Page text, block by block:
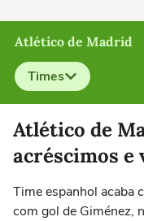
Atlético de Madrid
Times
Selecione o time para
Atlético de
acréscimos e
Time espanhol acaba
com gol de Giménez,